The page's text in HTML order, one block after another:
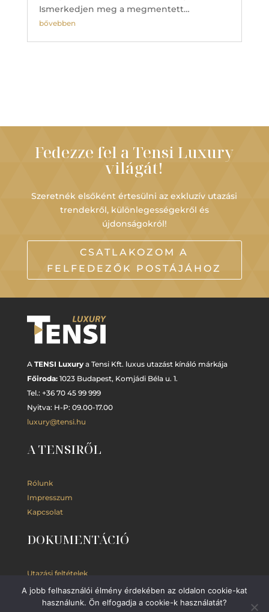
Ismerkedjen meg a megmentett…
bővebben
Fedezze fel a Tensi Luxury
világát!
Szeretnék elsőként értesülni az exkluzív utazási
trendekről, különlegességekről és
újdonságokról!
CSATLAKOZOM A
FELFEDEZŐK POSTÁJÁHOZ
A TENSI Luxurya Tensi Kft. luxus utazást kínáló márkája
Főiroda: 1023 Budapest, Komjádi Béla u. 1.
Tel.: +36 70 45 99 999
Nyitva: H-P: 09.00-17.00
luxury@tensi.hu
A TENSIRŐL
Rólunk
Impresszum
Kapcsolat
DOKUMENTÁCIÓ
Utazási feltételek
Adatkezelésitájékoztató
Kedvezmények
A jobb felhasználói élmény érdekében az oldalon cookie-kat
használunk. Ön elfogadja a cookie-k használatát?